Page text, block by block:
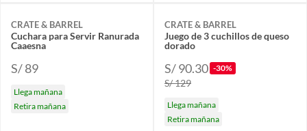
CRATE & BARREL
Cuchara para Servir Ranurada
Caaesna
S/ 89
Llega mañana
Retira mañana
CRATE & BARREL
Juego de 3 cuchillos de queso
dorado
S/ 90.30 -30%
S/ 129
Llega mañana
Retira mañana